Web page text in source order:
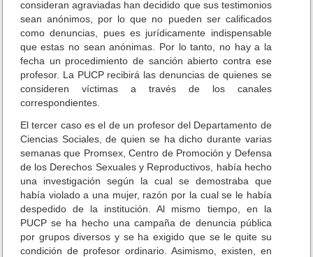
consideran agraviadas han decidido que sus testimonios
sean anónimos, por lo que no pueden ser calificados
como denuncias, pues es jurídicamente indispensable
que estas no sean anónimas. Por lo tanto, no hay a la
fecha un procedimiento de sanción abierto contra ese
profesor. La PUCP recibirá las denuncias de quienes se
consideren víctimas a través de los canales
correspondientes.
El tercer caso es el de un profesor del Departamento de
Ciencias Sociales, de quien se ha dicho durante varias
semanas que Promsex, Centro de Promoción y Defensa
de los Derechos Sexuales y Reproductivos, había hecho
una investigación según la cual se demostraba que
había violado a una mujer, razón por la cual se le había
despedido de la institución. Al mismo tiempo, en la
PUCP se ha hecho una campaña de denuncia pública
por grupos diversos y se ha exigido que se le quite su
condición de profesor ordinario. Asimismo, existen, en